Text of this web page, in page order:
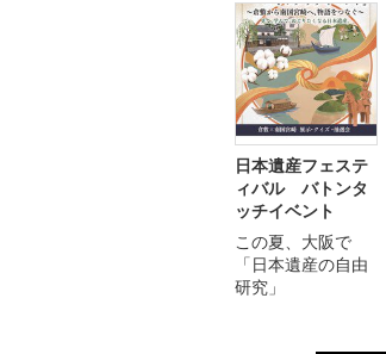
日本遺産フェステ
ィバル バトンタ
ッチイベント
この夏、大阪で
「日本遺産の自由
研究」